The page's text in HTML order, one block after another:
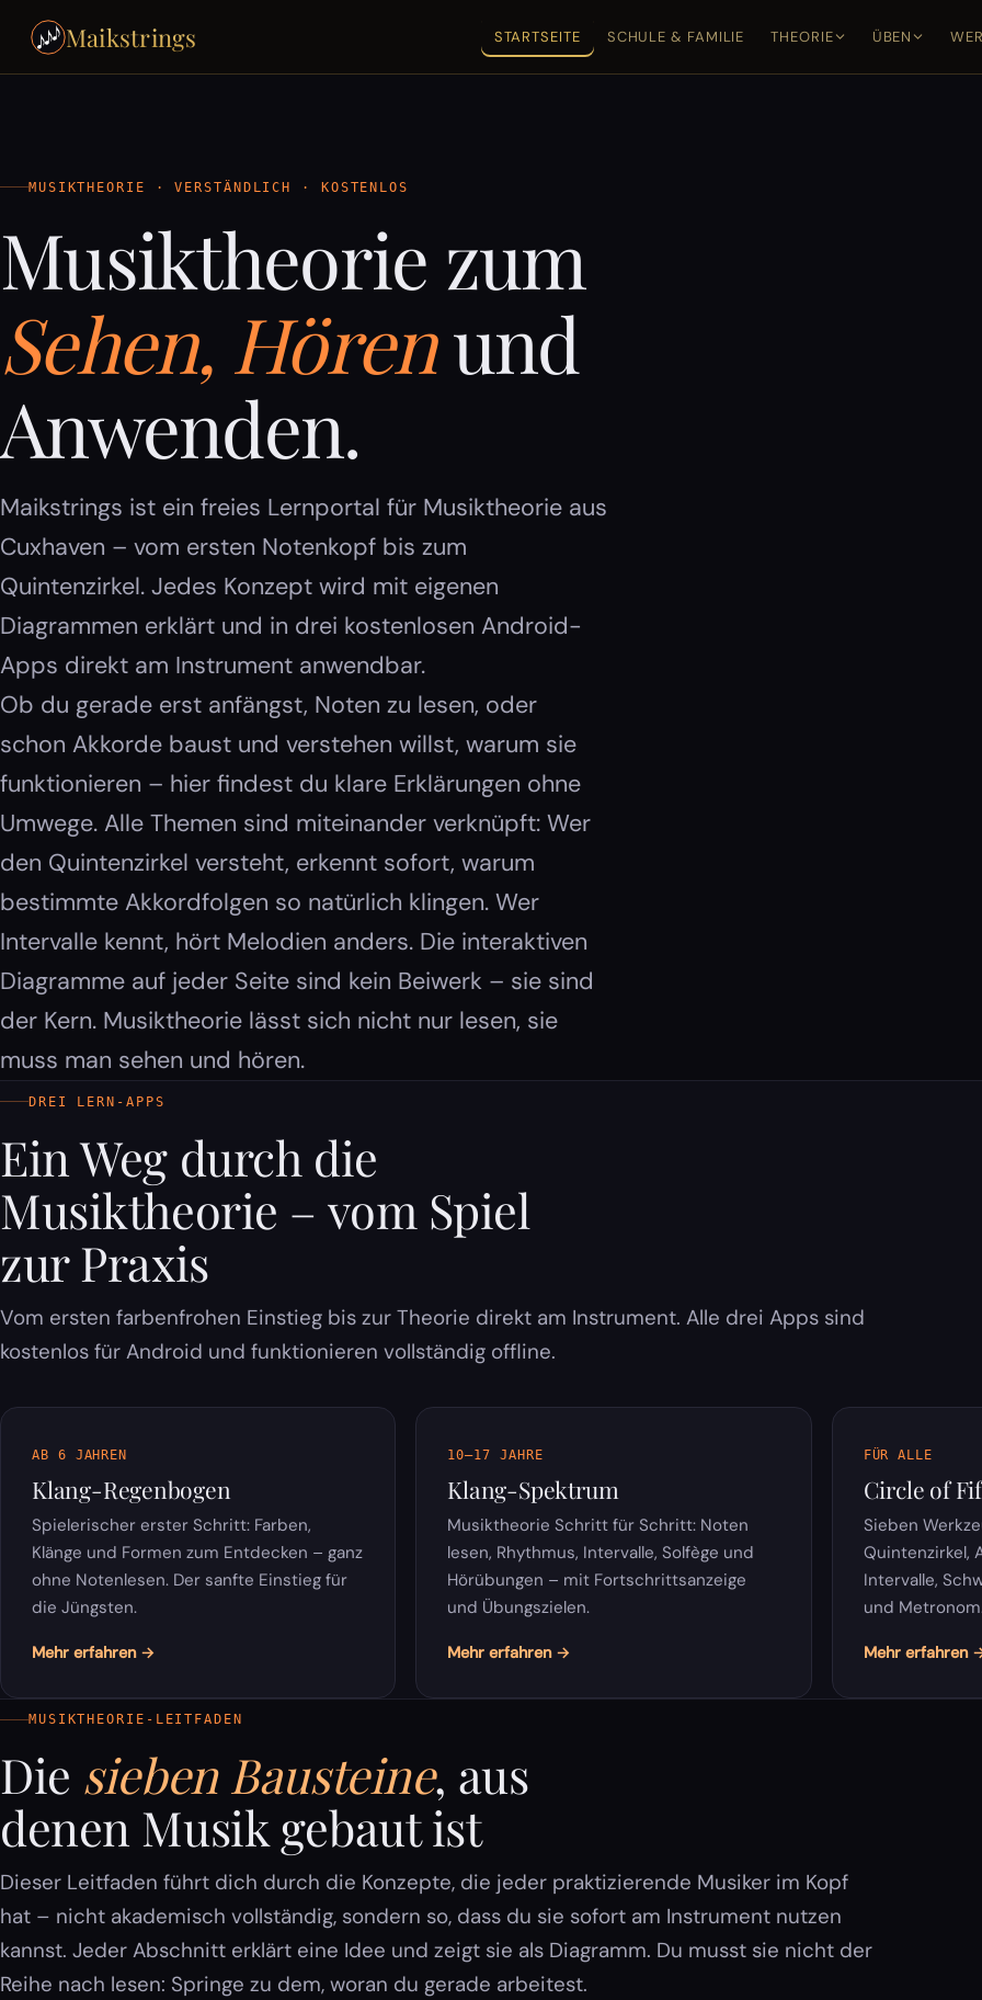
Maikstrings STARTSEITE SCHULE & FAMILIE THEORIE ÜBEN
MUSIKTHEORIE · VERSTÄNDLICH · KOSTENLOS
Musiktheorie zum
Sehen, Hörenund
Anwenden.
Maikstrings ist ein freies Lernportal für Musiktheorie aus
Cuxhaven – vom ersten Notenkopf bis zum
Quintenzirkel. Jedes Konzept wird mit eigenen
Diagrammen erklärt und in drei kostenlosen Android-
Apps direkt am Instrument anwendbar.
Ob du gerade erst anfängst, Noten zu lesen, oder
schon Akkorde baust und verstehen willst, warum sie
funktionieren – hier findest du klare Erklärungen ohne
Umwege. Alle Themen sind miteinander verknüpft: Wer
den Quintenzirkel versteht, erkennt sofort, warum
bestimmte Akkordfolgen so natürlich klingen. Wer
Intervalle kennt, hört Melodien anders. Die interaktiven
Diagramme auf jeder Seite sind kein Beiwerk – sie sind
der Kern. Musiktheorie lässt sich nicht nur lesen, sie
muss man sehen und hören.
DREI LERN-APPS
Ein Weg durch die
Musiktheorie – vom Spiel
zur Praxis
Vom ersten farbenfrohen Einstieg bis zur Theorie direkt am Instrument. Alle drei Apps sind
kostenlos für Android und funktionieren vollständig offline.
AB 6 JAHREN
Klang-Regenbogen
Spielerischer erster Schritt: Farben,
Klänge und Formen zum Entdecken – ganz
ohne Notenlesen. Der sanfte Einstieg für
die Jüngsten.
Mehr erfahren →
10–17 JAHRE
Klang-Spektrum
Musiktheorie Schritt für Schritt: Noten
lesen, Rhythmus, Intervalle, Solfège und
Hörübungen – mit Fortschrittsanzeige
und Übungszielen.
Mehr erfahren →
FÜR ALLE
Circle of
Sieben
Quintenzirkel,
Intervalle,
und
Mehr erfahren
MUSIKTHEORIE-LEITFADEN
Die sieben Bausteine, aus
denen Musik gebaut ist
Dieser Leitfaden führt dich durch die Konzepte, die jeder praktizierende Musiker im Kopf
hat – nicht akademisch vollständig, sondern so, dass du sie sofort am Instrument nutzen
kannst. Jeder Abschnitt erklärt eine Idee und zeigt sie als Diagramm. Du musst sie nicht der
Reihe nach lesen: Springe zu dem, woran du gerade arbeitest.